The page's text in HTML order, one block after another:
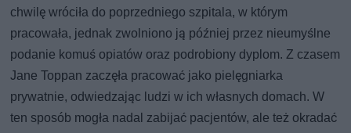
chwilę wróciła do poprzedniego szpitala, w którym
pracowała, jednak zwolniono ją później przez nieumyślne
podanie komuś opiatów oraz podrobiony dyplom. Z czasem
Jane Toppan zaczęła pracować jako pielęgniarka
prywatnie, odwiedzając ludzi w ich własnych domach. W
ten sposób mogła nadal zabijać pacjentów, ale też okradać